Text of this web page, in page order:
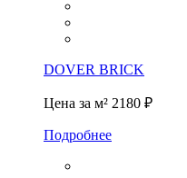
DOVER BRICK
Цена за м² 2180 ₽
Подробнее